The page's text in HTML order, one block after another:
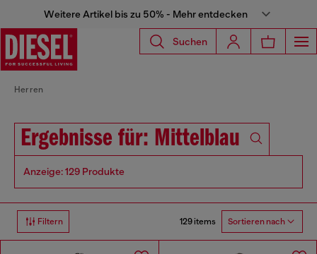
Weitere Artikel bis zu 50% - Mehr entdecken
Suchen
Herren
Ergebnisse für: Mittelblau
Anzeige: 129 Produkte
Filtern 129 items Sortieren nach